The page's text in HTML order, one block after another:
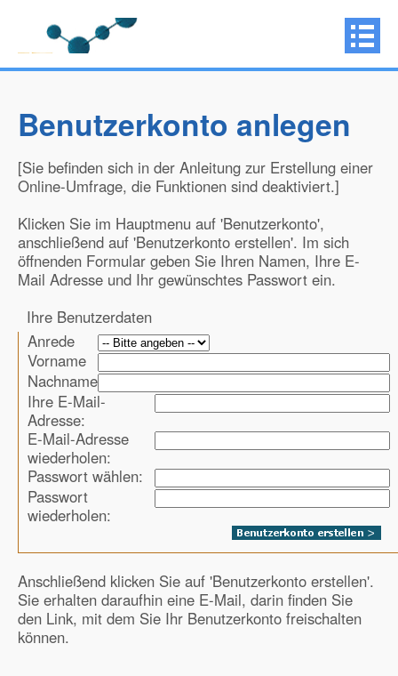
Benutzerkonto anlegen
[Sie befinden sich in der Anleitung zur Erstellung einer
Online-Umfrage, die Funktionen sind deaktiviert.]
Klicken Sie im Hauptmenu auf 'Benutzerkonto',
anschließend auf 'Benutzerkonto erstellen'. Im sich
öffnenden Formular geben Sie Ihren Namen, Ihre E-
Mail Adresse und Ihr gewünschtes Passwort ein.
Ihre Benutzerdaten
Anrede
Vorname
Nachname
Ihre E-Mail-
Adresse:
E-Mail-Adresse
wiederholen:
Passwort wählen:
Passwort
wiederholen:
Anschließend klicken Sie auf 'Benutzerkonto erstellen'.
Sie erhalten daraufhin eine E-Mail, darin finden Sie
den Link, mit dem Sie Ihr Benutzerkonto freischalten
können.